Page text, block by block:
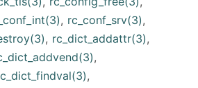
, rc_conf_srv(3),
, rc_dict_addattr(3),
,
,